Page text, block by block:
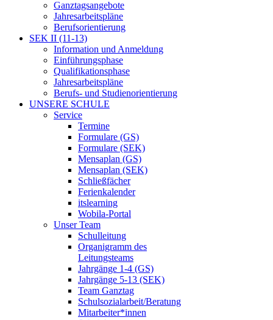
Ganztagsangebote
Jahresarbeitspläne
Berufsorientierung
SEK II (11-13)
Information und Anmeldung
Einführungsphase
Qualifikationsphase
Jahresarbeitspläne
Berufs- und Studienorientierung
UNSERE SCHULE
Service
Termine
Formulare (GS)
Formulare (SEK)
Mensaplan (GS)
Mensaplan (SEK)
Schließfächer
Ferienkalender
itslearning
Wobila-Portal
Unser Team
Schulleitung
Organigramm des
Leitungsteams
Jahrgänge 1-4 (GS)
Jahrgänge 5-13 (SEK)
Team Ganztag
Schulsozialarbeit/Beratung
Mitarbeiter*innen